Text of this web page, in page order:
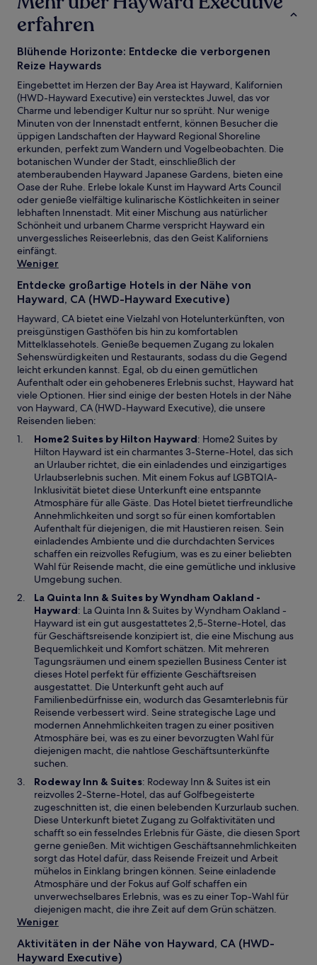
erfahren
Blühende Horizonte: Entdecke die verborgenen
Reize Haywards
Eingebettet im Herzen der Bay Area ist Hayward, Kalifornien
(HWD-Hayward Executive) ein verstecktes Juwel, das vor
Charme und lebendiger Kultur nur so sprüht. Nur wenige
Minuten von der Innenstadt entfernt, können Besucher die
üppigen Landschaften der Hayward Regional Shoreline
erkunden, perfekt zum Wandern und Vogelbeobachten. Die
botanischen Wunder der Stadt, einschließlich der
atemberaubenden Hayward Japanese Gardens, bieten eine
Oase der Ruhe. Erlebe lokale Kunst im Hayward Arts Council
oder genieße vielfältige kulinarische Köstlichkeiten in seiner
lebhaften Innenstadt. Mit einer Mischung aus natürlicher
Schönheit und urbanem Charme verspricht Hayward ein
unvergessliches Reiseerlebnis, das den Geist Kaliforniens
einfängt.
Weniger
Entdecke großartige Hotels in der Nähe von
Hayward, CA (HWD-Hayward Executive)
Hayward, CA bietet eine Vielzahl von Hotelunterkünften, von
preisgünstigen Gasthöfen bis hin zu komfortablen
Mittelklassehotels. Genieße bequemen Zugang zu lokalen
Sehenswürdigkeiten und Restaurants, sodass du die Gegend
leicht erkunden kannst. Egal, ob du einen gemütlichen
Aufenthalt oder ein gehobeneres Erlebnis suchst, Hayward hat
viele Optionen. Hier sind einige der besten Hotels in der Nähe
von Hayward, CA (HWD-Hayward Executive), die unsere
Reisenden lieben:
Home2 Suites by Hilton HaywardW
i
r
d
i
n
e
i
n
e
m
u
e
n
F
e
n
s
t
e
r
g
e
ö
f
n
e
t
: Home2 Suites by
Hilton Hayward ist ein charmantes 3-Sterne-Hotel, das sich
an Urlauber richtet, die ein einladendes und einzigartiges
Urlaubserlebnis suchen. Mit einem Fokus auf LGBTQIA-
Inklusivität bietet diese Unterkunft eine entspannte
Atmosphäre für alle Gäste. Das Hotel bietet tierfreundliche
Annehmlichkeiten und sorgt so für einen komfortablen
Aufenthalt für diejenigen, die mit Haustieren reisen. Sein
einladendes Ambiente und die durchdachten Services
schaffen ein reizvolles Refugium, was es zu einer beliebten
Wahl für Reisende macht, die eine gemütliche und inklusive
Umgebung suchen.
La Quinta Inn & Suites by Wyndham Oakland -
HaywardW
i
r
d
i
n
e
i
n
e
m
n
e
n
F
e
n
s
t
e
r
g
e
f
f
: La Quinta Inn & Suites by Wyndham Oakland -
Hayward ist ein gut ausgestattetes 2,5-Sterne-Hotel, das
für Geschäftsreisende konzipiert ist, die eine Mischung aus
Bequemlichkeit und Komfort schätzen. Mit mehreren
Tagungsräumen und einem speziellen Business Center ist
dieses Hotel perfekt für effiziente Geschäftsreisen
ausgestattet. Die Unterkunft geht auch auf
Familienbedürfnisse ein, wodurch das Gesamterlebnis für
Reisende verbessert wird. Seine strategische Lage und
modernen Annehmlichkeiten tragen zu einer positiven
Atmosphäre bei, was es zu einer bevorzugten Wahl für
diejenigen macht, die nahtlose Geschäftsunterkünfte
suchen.
Rodeway Inn & SuitesW
i
r
d
n
e
i
n
e
m
u
: Rodeway Inn & Suites ist ein
reizvolles 2-Sterne-Hotel, das auf Golfbegeisterte
zugeschnitten ist, die einen belebenden Kurzurlaub suchen.
Diese Unterkunft bietet Zugang zu Golfaktivitäten und
schafft so ein fesselndes Erlebnis für Gäste, die diesen Sport
gerne genießen. Mit wichtigen Geschäftsannehmlichkeiten
sorgt das Hotel dafür, dass Reisende Freizeit und Arbeit
mühelos in Einklang bringen können. Seine einladende
Atmosphäre und der Fokus auf Golf schaffen ein
unverwechselbares Erlebnis, was es zu einer Top-Wahl für
diejenigen macht, die ihre Zeit auf dem Grün schätzen.
Weniger
Aktivitäten in der Nähe von Hayward, CA (HWD-
Hayward Executive)